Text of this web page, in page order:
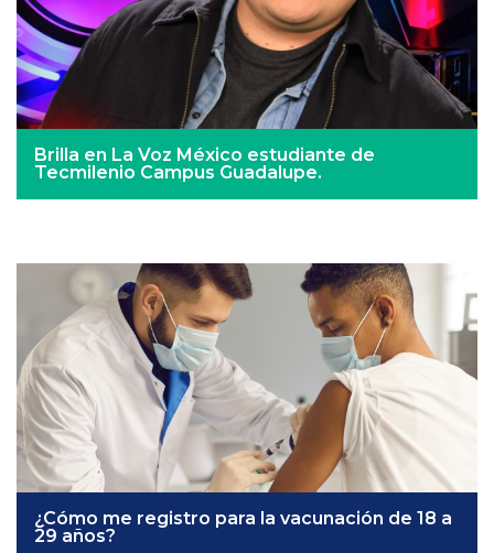
Brilla en La Voz México estudiante de
Tecmilenio Campus Guadalupe.
¿Cómo me registro para la vacunación de 18 a
29 años?